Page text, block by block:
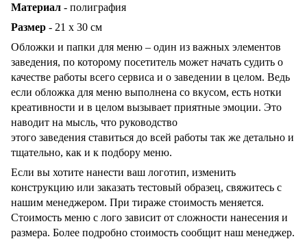
Материал - полиграфия
Размер - 21 х 30 см
Обложки и папки для меню – один из важных элементов
заведения, по которому посетитель может начать судить о
качестве работы всего сервиса и о заведении в целом. Ведь
если обложка для меню выполнена со вкусом, есть нотки
креативности и в целом вызывает приятные эмоции. Это
наводит на мысль, что руководство
этого заведения ставиться до всей работы так же детально и
тщательно, как и к подбору меню.
Если вы хотите нанести ваш логотип, изменить
конструкцию или заказать тестовый образец, свяжитесь с
нашим менеджером. При тираже стоимость меняется.
Стоимость меню с лого зависит от сложности нанесения и
размера. Более подробно стоимость сообщит наш менеджер.